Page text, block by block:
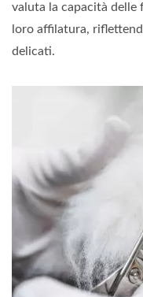
valuta la capacità
loro affilatura,
delicati.